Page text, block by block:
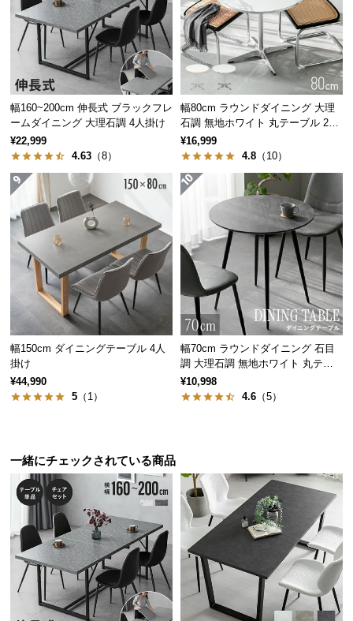
企
情
報
o.,
幅160~200cm 伸長式 ブラックフレ
ームダイニング 大理石調 4人掛け
¥22,999
4.63 （8）
幅80cm ラウンドダイニング 大理
石調 無地ホワイト 丸テーブル 2人
掛け
¥16,999
4.8 （10）
幅150cm ダイニングテーブル 4人
掛け
¥44,990
5 （1）
幅70cm ラウンドダイニング 石目
調 大理石調 無地ホワイト 丸テー
ブル 2人掛け
¥10,998
4.6 （5）
一緒にチェックされている商品